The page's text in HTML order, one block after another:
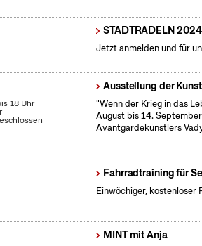
STADTRADELN 2024
Jetzt anmelden und für
18 Uhr
Ausstellung der
"Wenn der Krieg in das
August bis 14.
Avantgardekünstlers
Fahrradtraining für
Einwöchiger, kostenloser
MINT mit Anja